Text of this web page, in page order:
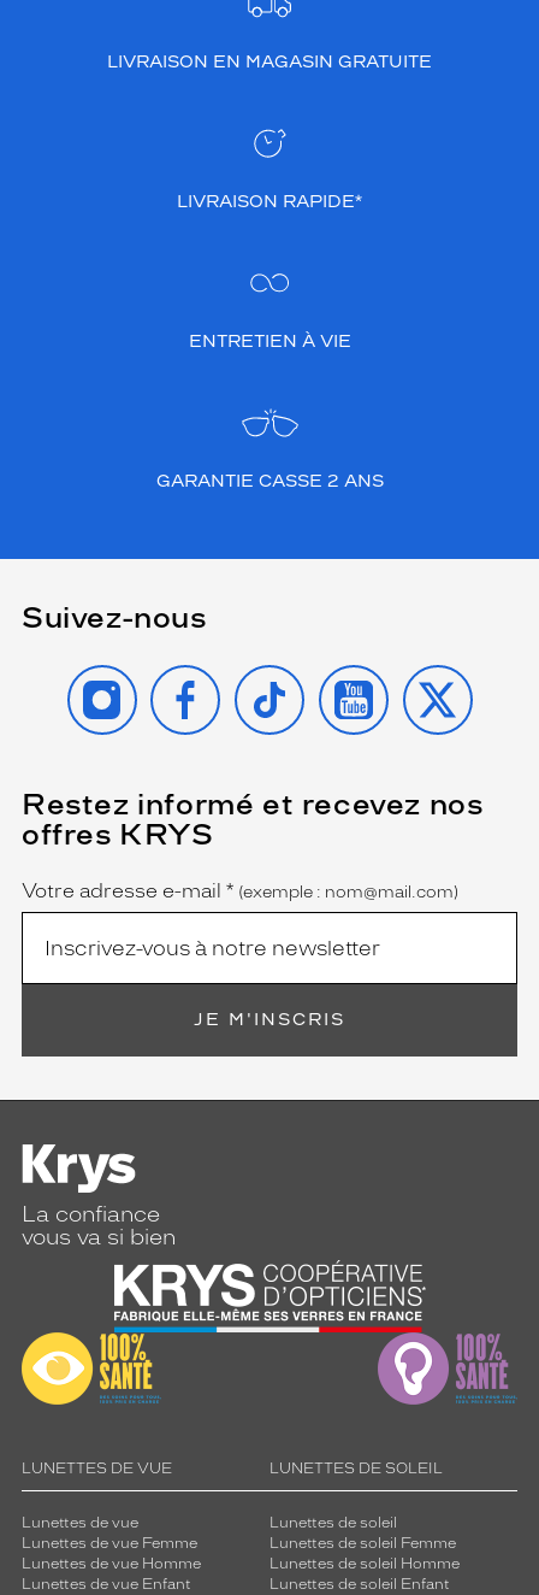
LIVRAISON EN MAGASIN GRATUITE
LIVRAISON RAPIDE*
ENTRETIEN À VIE
GARANTIE CASSE 2 ANS
Suivez-nous
INSTAGRAMFACEBOOK
TIKTOK YOUTUBE
X
Restez informé et recevez nos
offres KRYS
Name
Votre adresse e-mail *
(Ce
champ
est
(exemple : nom@mail.com)
JE M'INSCRIS
La confiance
vous va si bien
LUNETTES DE VUE
Lunettes de vue
Lunettes de vue Femme
Lunettes de vue Homme
Lunettes de vue Enfant
LUNETTES DE SOLEIL
Lunettes de soleil
Lunettes de soleil Femme
Lunettes de soleil Homme
Lunettes de soleil Enfant